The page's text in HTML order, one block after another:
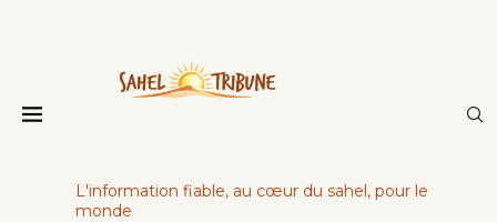
L'information fiable, au cœur du sahel, pour le
monde